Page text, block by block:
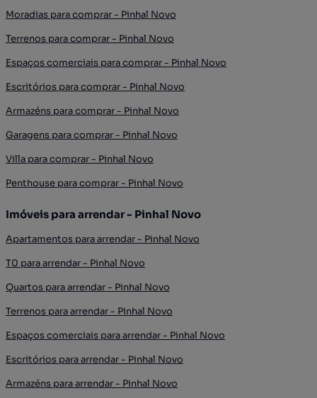
Moradias para comprar - Pinhal Novo
Terrenos para comprar - Pinhal Novo
Espaços comerciais para comprar - Pinhal Novo
Escritórios para comprar - Pinhal Novo
Armazéns para comprar - Pinhal Novo
Garagens para comprar - Pinhal Novo
Villa para comprar - Pinhal Novo
Penthouse para comprar - Pinhal Novo
Imóveis para arrendar - Pinhal Novo
Apartamentos para arrendar - Pinhal Novo
T0 para arrendar - Pinhal Novo
Quartos para arrendar - Pinhal Novo
Terrenos para arrendar - Pinhal Novo
Espaços comerciais para arrendar - Pinhal Novo
Escritórios para arrendar - Pinhal Novo
Armazéns para arrendar - Pinhal Novo